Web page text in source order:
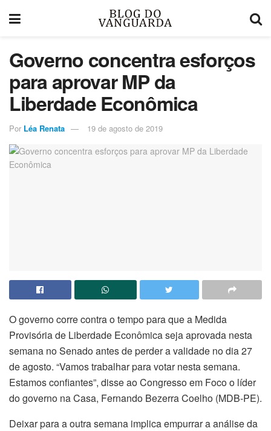
Governo concentra esforços
para aprovar MP da
Liberdade Econômica
Por Léa Renata 19 de agosto de 2019
O governo corre contra o tempo para que a Medida
Provisória de Liberdade Econômica seja aprovada nesta
semana no Senado antes de perder a validade no dia 27
de agosto. “Vamos trabalhar para votar nesta semana.
Estamos confiantes”, disse ao Congresso em Foco o líder
do governo na Casa, Fernando Bezerra Coelho (MDB-PE).
Deixar para a outra semana implica empurrar a análise da